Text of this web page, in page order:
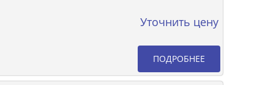
Уточнить цену
ПОДРОБНЕЕ